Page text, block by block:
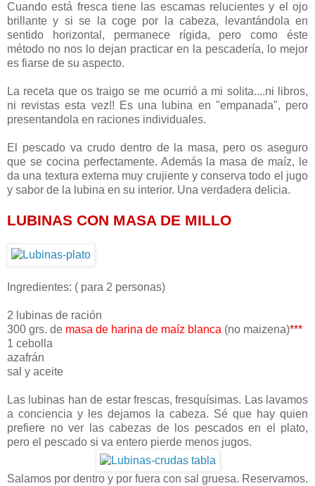
Cuando está fresca tiene las escamas relucientes y el ojo
brillante y si se la coge por la cabeza, levantándola en
sentido horizontal, permanece rígida, pero como éste
método no nos lo dejan practicar en la pescadería, lo mejor
es fiarse de su aspecto.
La receta que os traigo se me ocurrió a mi solita....ni libros,
ni revistas esta vez!! Es una lubina en "empanada", pero
presentandola en raciones individuales.
El pescado va crudo dentro de la masa, pero os aseguro
que se cocina perfectamente. Además la masa de maíz, le
da una textura externa muy crujiente y conserva todo el jugo
y sabor de la lubina en su interior. Una verdadera delicia.
LUBINAS CON MASA DE MILLO
Ingredientes: ( para 2 personas)
2 lubinas de ración
300 grs. de masa de harina de maíz blanca (no maizena)***
1 cebolla
azafrán
sal y aceite
Las lubinas han de estar frescas, fresquísimas. Las lavamos
a conciencia y les dejamos la cabeza. Sé que hay quien
prefiere no ver las cabezas de los pescados en el plato,
pero el pescado si va entero pierde menos jugos.
Salamos por dentro y por fuera con sal gruesa. Reservamos.